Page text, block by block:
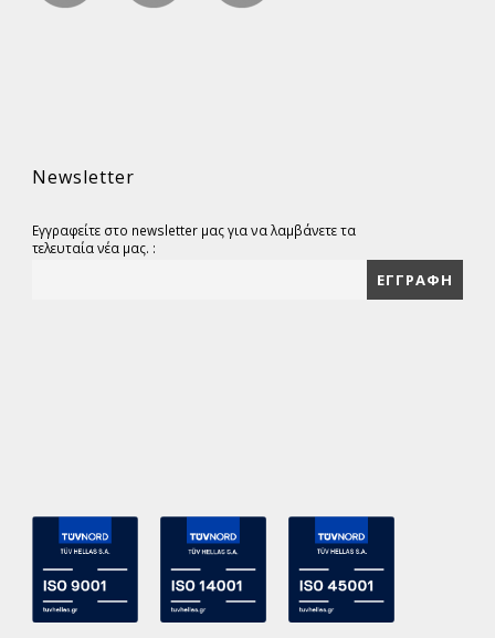
Newsletter
Εγγραφείτε στο newsletter μας για να λαμβάνετε τα
τελευταία νέα μας. :